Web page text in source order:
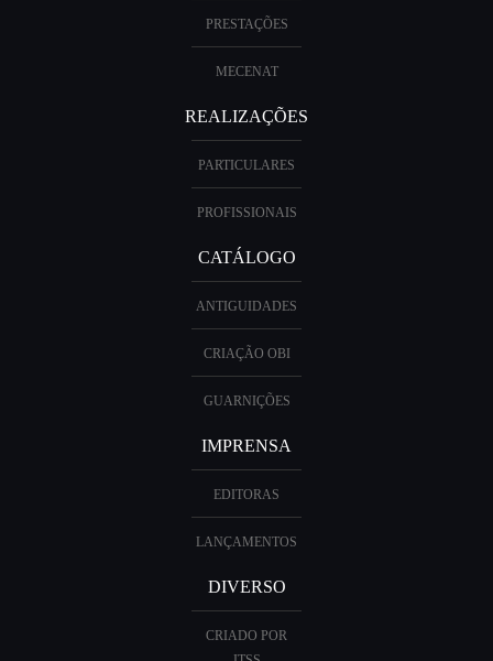
PRESTAÇÕES
MECENAT
REALIZAÇÕES
PARTICULARES
PROFISSIONAIS
CATÁLOGO
ANTIGUIDADES
CRIAÇÃO OBI
GUARNIÇÕES
IMPRENSA
EDITORAS
LANÇAMENTOS
DIVERSO
CRIADO POR